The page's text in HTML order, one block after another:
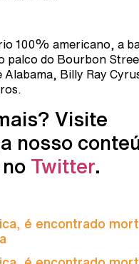
100% americano, a
palco do Bourbon
Billy Ray
Visite
nosso
Twitter.
é encontrado